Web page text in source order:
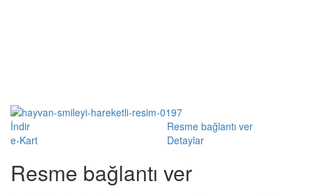
İndir
Resme bağlantı ver
e-Kart
Detaylar
Resme bağlantı ver